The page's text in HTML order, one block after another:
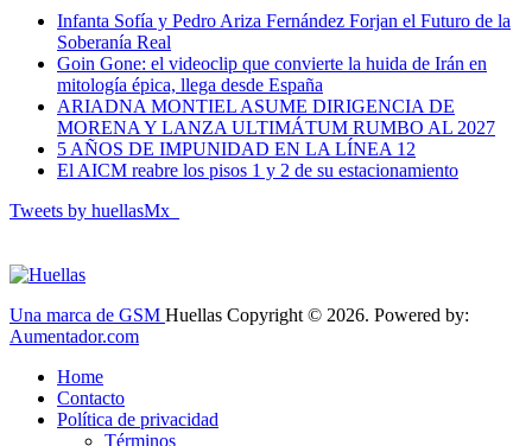
Infanta Sofía y Pedro Ariza Fernández Forjan el Futuro de la
Soberanía Real
Goin Gone: el videoclip que convierte la huida de Irán en
mitología épica, llega desde España
ARIADNA MONTIEL ASUME DIRIGENCIA DE
MORENA Y LANZA ULTIMÁTUM RUMBO AL 2027
5 AÑOS DE IMPUNIDAD EN LA LÍNEA 12
El AICM reabre los pisos 1 y 2 de su estacionamiento
Tweets by huellasMx_
Una marca de GSM Huellas Copyright © 2026. Powered by:
Aumentador.com
Home
Contacto
Política de privacidad
Términos